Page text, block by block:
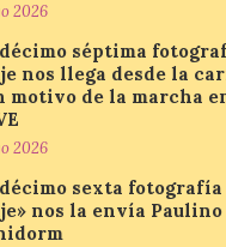
[…]
de Liébana
6 rincones únicos
el Eclipse de Sol
2026
séptima
nos llega desde la
motivo de la marcha
2026
sexta fotografía
nos la envía